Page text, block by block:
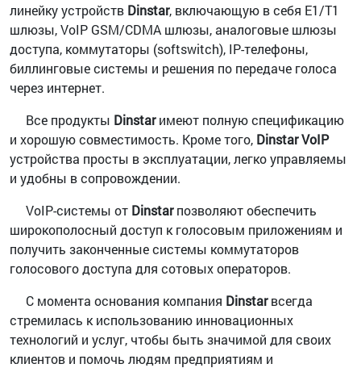
линейку устройств Dinstar, включающую в себя E1/T1
шлюзы, VoIP GSM/CDMA шлюзы, аналоговые шлюзы
доступа, коммутаторы (softswitch), IP-телефоны,
биллинговые системы и решения по передаче голоса
через интернет.
Все продукты Dinstarимеют полную спецификацию
и хорошую совместимость. Кроме того, Dinstar VoIP
устройства просты в эксплуатации, легко управляемы
и удобны в сопровождении.
VoIP-системы от Dinstarпозволяют обеспечить
широкополосный доступ к голосовым приложениям и
получить законченные системы коммутаторов
голосового доступа для сотовых операторов.
С момента основания компания Dinstarвсегда
стремилась к использованию инновационных
технологий и услуг, чтобы быть значимой для своих
клиентов и помочь людям предприятиям и